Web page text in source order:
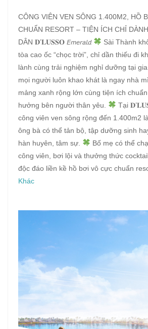
CÔNG VIÊN VEN SÔNG 1.400M2, HỒ
CHUẨN RESORT – TIỆN ÍCH CHỈ
DÂN 𝐃’𝐋𝐔𝐒𝐒𝐎 𝘌𝘮𝘦𝘳𝘢𝘭𝘥
Sài Thành
tòa cao ốc “chọc trời”, chỉ dần thiếu đi
lành cùng trải nghiệm nghỉ dưỡng tại
mọi người luôn khao khát là ngay nhà
mảng xanh rộng lớn cùng tiện ích
hưởng bên người thân yêu.
Tại
công viên ven sông rộng đến 1.400m2
ông bà có thể tản bộ, tập dưỡng sinh
hàn huyên, tâm sự.
Bố mẹ có thể
công viên, bơi lội và thưởng thức
độc đáo liền kề hồ bơi vô cực chuẩn
Khác